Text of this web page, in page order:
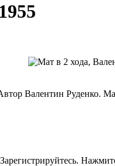
Валентин Руденко.